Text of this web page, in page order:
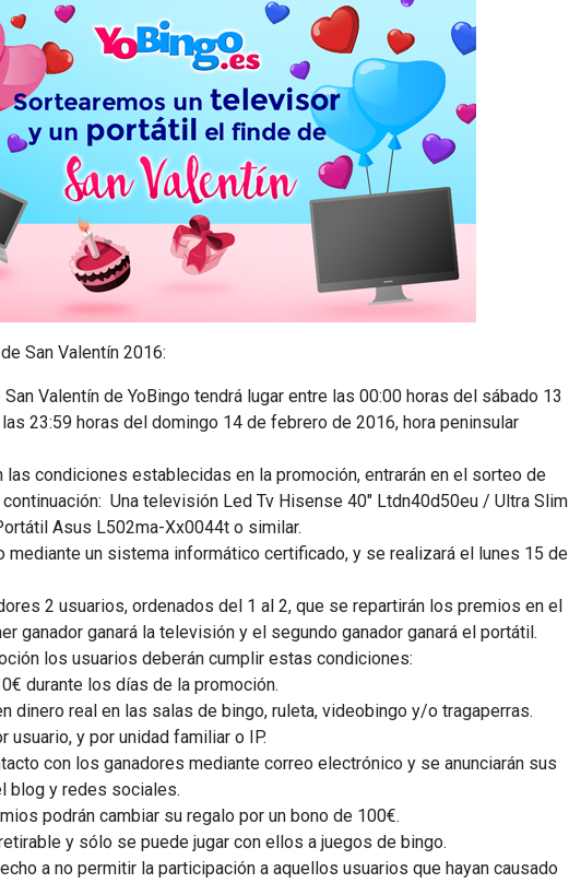
San Valentín 2016:
Valentín de YoBingo tendrá lugar entre las 00:00 horas del sábado 13
23:59 horas del domingo 14 de febrero de 2016, hora peninsular
las condiciones establecidas en la promoción, entrarán en el sorteo de
Una televisión Led Tv Hisense 40″ Ltdn40d50eu / Ultra Slim
Asus L502ma-Xx0044t o similar.
mediante un sistema informático certificado, y se realizará el lunes 15 de
2 usuarios, ordenados del 1 al 2, que se repartirán los premios en el
ganador ganará la televisión y el segundo ganador ganará el portátil.
los usuarios deberán cumplir estas condiciones:
durante los días de la promoción.
dinero real en las salas de bingo, ruleta, videobingo y/o tragaperras.
usuario, y por unidad familiar o IP.
con los ganadores mediante correo electrónico y se anunciarán sus
blog y redes sociales.
podrán cambiar su regalo por un bono de 100€.
y sólo se puede jugar con ellos a juegos de bingo.
a no permitir la participación a aquellos usuarios que hayan causado